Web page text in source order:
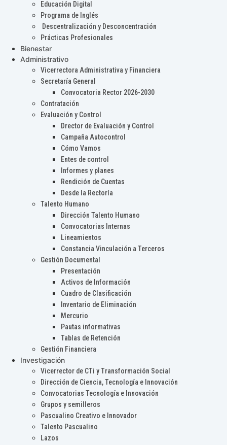
Educación Digital
Programa de Inglés
Descentralización y Desconcentración
Prácticas Profesionales
Bienestar
Administrativo
Vicerrectora Administrativa y Financiera
Secretaría General
Convocatoria Rector 2026-2030
Contratación
Evaluación y Control
Drector de Evaluación y Control
Campaña Autocontrol
Cómo Vamos
Entes de control
Informes y planes
Rendición de Cuentas
Desde la Rectoría
Talento Humano
Dirección Talento Humano
Convocatorias Internas
Lineamientos
Constancia Vinculación a Terceros
Gestión Documental
Presentación
Activos de Información
Cuadro de Clasificación
Inventario de Eliminación
Mercurio
Pautas informativas
Tablas de Retención
Gestión Financiera
Investigación
Vicerrector de CTi y Transformación Social
Dirección de Ciencia, Tecnología e Innovación
Convocatorias Tecnología e Innovación
Grupos y semilleros
Pascualino Creativo e Innovador
Talento Pascualino
Lazos